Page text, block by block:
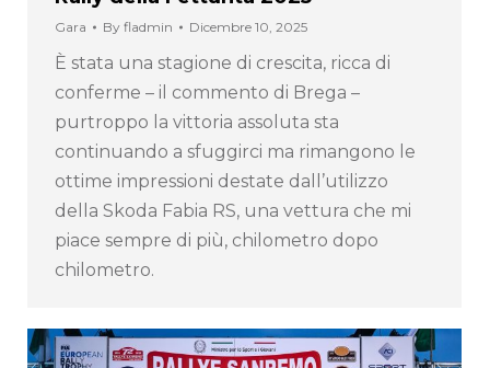
Gara By fladmin Dicembre 10, 2025
È stata una stagione di crescita, ricca di
conferme – il commento di Brega –
purtroppo la vittoria assoluta sta
continuando a sfuggirci ma rimangono le
ottime impressioni destate dall’utilizzo
della Skoda Fabia RS, una vettura che mi
piace sempre di più, chilometro dopo
chilometro.